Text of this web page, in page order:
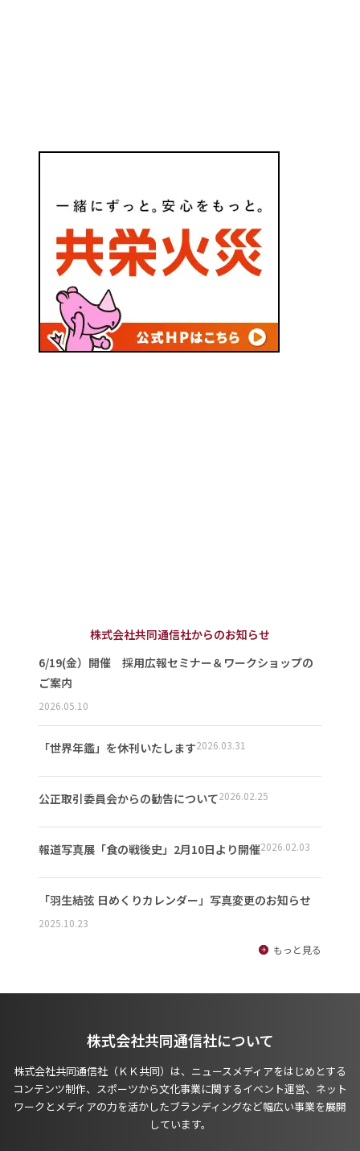
株式会社共同通信社からのお知らせ
6/19(金）開催 採用広報セミナー＆ワークショップの
ご案内
2026.05.10
「世界年鑑」を休刊いたします2026.03.31
公正取引委員会からの勧告について2026.02.25
報道写真展「食の戦後史」2月10日より開催2026.02.03
「羽生結弦 日めくりカレンダー」写真変更のお知らせ
2025.10.23
もっと見る
株式会社共同通信社について
株式会社共同通信社（ＫＫ共同）は、ニュースメディアをはじめとする
コンテンツ制作、スポーツから文化事業に関するイベント運営、ネット
ワークとメディアの力を活かしたブランディングなど幅広い事業を展開
しています。